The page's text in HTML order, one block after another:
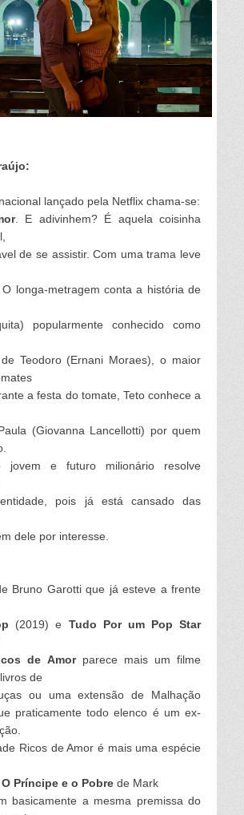
lançado pela Netflix chama-se:
.
E adivinhem? É aquela coisinha
de se assistir. Com uma trama leve
longa-metragem conta a história de
popularmente conhecido como
Teodoro (Ernani Moraes), o maior
a festa do tomate, Teto conhece a
(Giovanna Lancellotti) por quem
jovem e futuro milionário resolve
pois já está cansado das
dele por interesse.
Bruno Garotti que já esteve a frente
(2019) e Tudo Por um Pop Star
de Amorparece mais um filme
de
ou uma extensão de Malhação
praticamente todo elenco é um ex-
Ricos de Amor é mais uma espécie
O Príncipe e o Pobre de Mark
basicamente a mesma premissa do